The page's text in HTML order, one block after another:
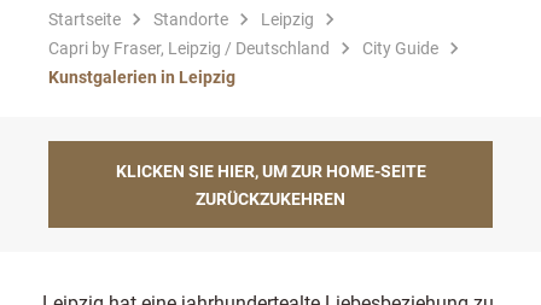
Startseite Standorte
Leipzig
Capri by Fraser, Leipzig / Deutschland
City Guide
Kunstgalerien in Leipzig
KLICKEN SIE HIER, UM ZUR HOME-SEITE
ZURÜCKZUKEHREN